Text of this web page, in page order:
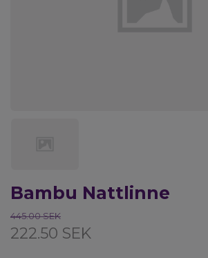
Bambu Nattlinne
445.00 SEK
222.50 SEK